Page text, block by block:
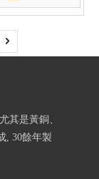
其是黃銅、
, 30餘年製